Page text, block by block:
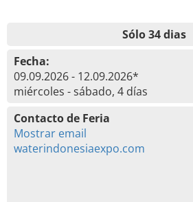
Sólo 34 dias
Fecha:
09.09.2026 - 12.09.2026*
miércoles - sábado, 4 días
Contacto de Feria
Mostrar email
waterindonesiaexpo.com